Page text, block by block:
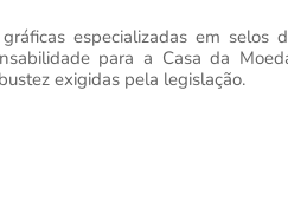
especializadas em selos
para a Casa da
exigidas pela legislação.